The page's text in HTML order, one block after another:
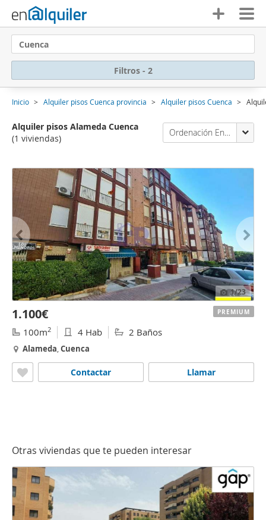
Cuenca
Filtros - 2
Inicio Alquiler pisos Cuenca provincia Alquiler pisos Cuenca
Alquiler pisos Alameda Cuenca
(1 viviendas)
Ordenación Enalquiler
1/23
1.100€
100m2 4 Hab 2 Baños
Alameda,Cuenca
Llamar
Contactar
PREMIUM
Otras viviendas que te pueden interesar